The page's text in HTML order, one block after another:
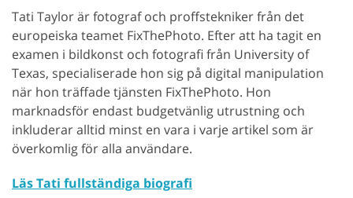
Tati Taylor är fotograf och proffstekniker från det
europeiska teamet FixThePhoto. Efter att ha tagit en
examen i bildkonst och fotografi från University of
Texas, specialiserade hon sig på digital manipulation
när hon träffade tjänsten FixThePhoto. Hon
marknadsför endast budgetvänlig utrustning och
inkluderar alltid minst en vara i varje artikel som är
överkomlig för alla användare.
Läs Tati fullständiga biografi